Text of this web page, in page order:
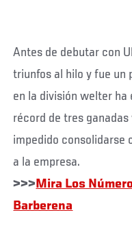
Antes de debutar con
triunfos al hilo y fue un
en la división welter ha
récord de tres
impedido consolidarse
a la empresa.
>>>Mira Los
Barberena